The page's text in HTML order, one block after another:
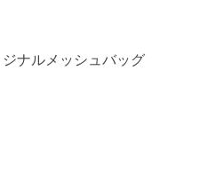
ナルメッシュバッグ